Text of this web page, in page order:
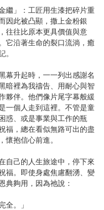
繼」：工匠用生漆把碎片重
因此被凸顯，撒上金粉銀
往往比原本更具價值與意
它沿著生命的裂口流淌，癒
。
幕升起時，一一列出感謝名
暗裡為我禱告、用耐心與智
夥伴。他們像片尾字幕般緩
一個人走到這裡。不管是童
惑、或是事業與工作的瓶
福，總在看似無路可出的盡
懷抱信心前進。
自己的人生旅途中，停下來
福。即使身處焦慮翻湧、變
典夠用，因為祂說：
全。」